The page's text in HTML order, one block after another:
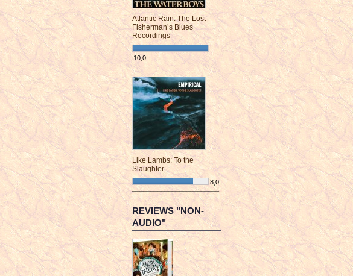
Atlantic Rain: The Lost
Fisherman’s Blues
Recordings
10,0
¯¯¯¯¯¯¯¯¯¯¯¯¯¯¯¯¯¯¯¯¯¯¯¯
Like Lambs: To the
Slaughter
8,0
¯¯¯¯¯¯¯¯¯¯¯¯¯¯¯¯¯¯¯¯¯¯¯¯
REVIEWS "NON-
AUDIO"